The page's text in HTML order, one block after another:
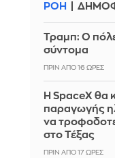
ΡΟΗ
Τραμπ: Ο
σύντομα
ΠΡΙΝ ΑΠΌ 16 ΏΡΕΣ
Η SpaceX θα
παραγωγής
να
στο Τέξας
ΠΡΙΝ ΑΠΌ 17 ΏΡΕΣ